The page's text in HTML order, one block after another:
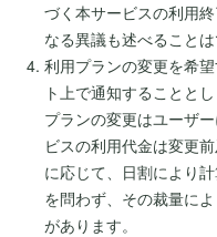
づく本サービスの利用
なる異議も述べることは
利用プランの変更を希
ト上で通知することと
プランの変更はユーザ
ビスの利用代金は変更
に応じて、日割により
を問わず、その裁量に
があります。